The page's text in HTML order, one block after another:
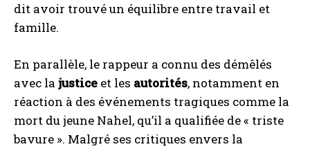
dit avoir trouvé un équilibre entre travail et
famille.
En parallèle, le rappeur a connu des démêlés
avec la justice et les autorités, notamment en
réaction à des événements tragiques comme la
mort du jeune Nahel, qu’il a qualifiée de « triste
bavure ». Malgré ses critiques envers la